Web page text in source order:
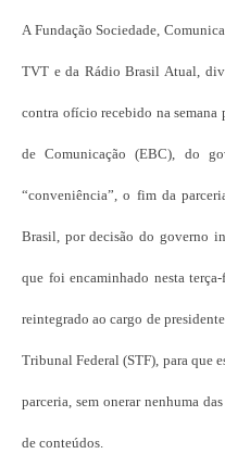
A Fundação Sociedade,
TVT e da Rádio Brasil Atual,
contra ofício recebido na semana
de Comunicação (EBC), do
“conveniência”, o fim da
Brasil, por decisão do governo
que foi encaminhado nesta
reintegrado ao cargo de
Tribunal Federal (STF), para que
parceria, sem onerar nenhuma
de conteúdos.